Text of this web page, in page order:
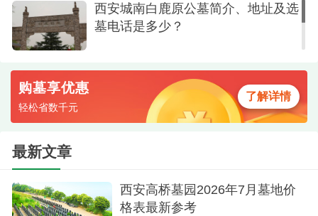
对于追求现代美学的家庭：众多设计感极强的
艺术碑墓，宛如一件件雕塑作品，让生命以更美的
方式延续。
对于崇尚节地环保的家庭：花园葬、草坪葬、
树葬等生态葬式发展成熟，环境优美如公园，体现
这种“总有一款适合您”的丰富选择，确保了每一
个家庭都能在这里找到最符合自己心愿、最匹配预
算、最能表达对亲人情感的完美方案，避免了“凑
西安城南白鹿原公墓简介、地址及选
墓电话是多少？
购墓享优惠
轻松省数千元
了解详情
最新文章
西安高桥墓园2026年7月墓地价
格表最新参考